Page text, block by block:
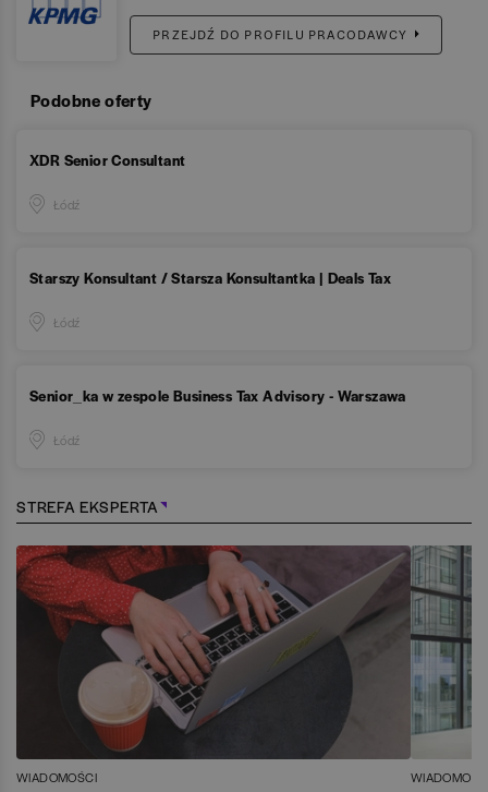
PRZEJDŹ DO PROFILU PRACODAWCY
Podobne oferty
XDR Senior Consultant
Łódź
Starszy Konsultant / Starsza Konsultantka | Deals Tax
Łódź
Senior_ka w zespole Business Tax Advisory - Warszawa
Łódź
STREFA EKSPERTA
WIADOMOŚCI